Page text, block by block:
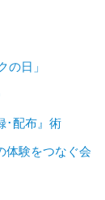
の日」
･配布』術
体験をつなぐ会